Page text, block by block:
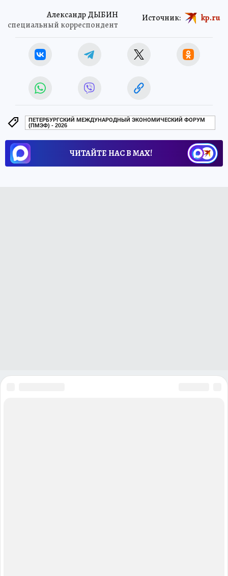
Александр ДЫБИН
специальный корреспондент
Источник: kp.ru
ПЕТЕРБУРГСКИЙ МЕЖДУНАРОДНЫЙ ЭКОНОМИЧЕСКИЙ ФОРУМ
(ПМЭФ) - 2026
ЧИТАЙТЕ НАС В МАХ!